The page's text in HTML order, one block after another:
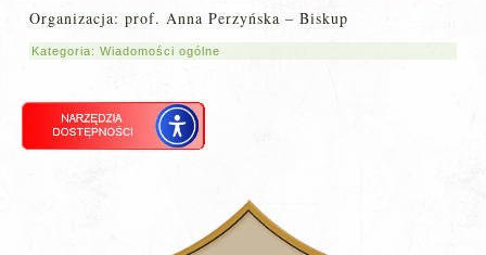
Organizacja: prof. Anna Perzyńska – Biskup
Kategoria:Wiadomości ogólne